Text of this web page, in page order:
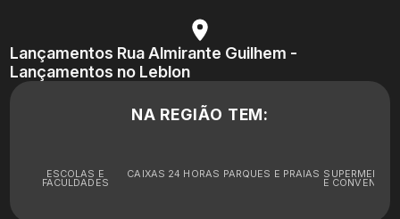
Lançamentos Rua Almirante Guilhem -
Lançamentos no Leblon
NA REGIÃO TEM:
ESCOLAS E
FACULDADES
CAIXAS 24 HORAS PARQUES E PRAIAS
E